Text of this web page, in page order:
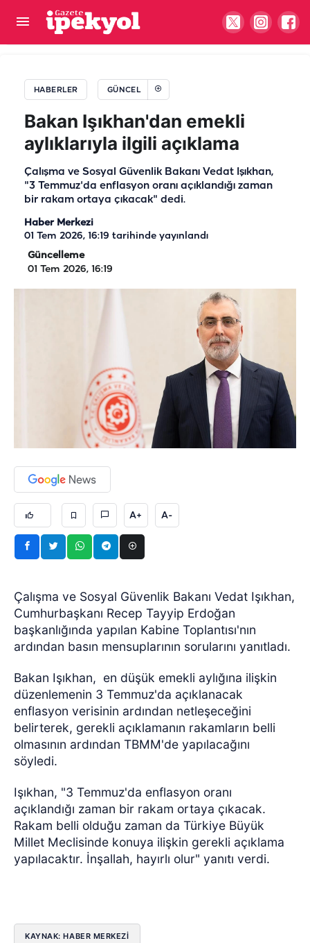
HABERLER GÜNCEL
Bakan Işıkhan'dan emekli
aylıklarıyla ilgili açıklama
Çalışma ve Sosyal Güvenlik Bakanı Vedat Işıkhan,
"3 Temmuz'da enflasyon oranı açıklandığı zaman
bir rakam ortaya çıkacak" dedi.
Haber Merkezi
01 Tem 2026, 16:19 tarihinde yayınlandı
Güncelleme
01 Tem 2026, 16:19
A+ A-
Çalışma ve Sosyal Güvenlik Bakanı Vedat Işıkhan,
Cumhurbaşkanı Recep Tayyip Erdoğan
başkanlığında yapılan Kabine Toplantısı'nın
ardından basın mensuplarının sorularını yanıtladı.
Bakan Işıkhan, en düşük emekli aylığına ilişkin
düzenlemenin 3 Temmuz'da açıklanacak
enflasyon verisinin ardından netleşeceğini
belirterek, gerekli açıklamanın rakamların belli
olmasının ardından TBMM'de yapılacağını
söyledi.
Işıkhan, "3 Temmuz'da enflasyon oranı
açıklandığı zaman bir rakam ortaya çıkacak.
Rakam belli olduğu zaman da Türkiye Büyük
Millet Meclisinde konuya ilişkin gerekli açıklama
yapılacaktır. İnşallah, hayırlı olur" yanıtı verdi.
KAYNAK: HABER MERKEZİ
Şanlıurfa’da 1 haftada 40 bin başvuru!